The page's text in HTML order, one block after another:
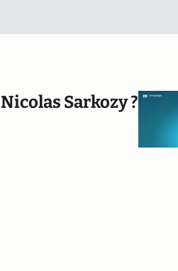
Sarkozy ?